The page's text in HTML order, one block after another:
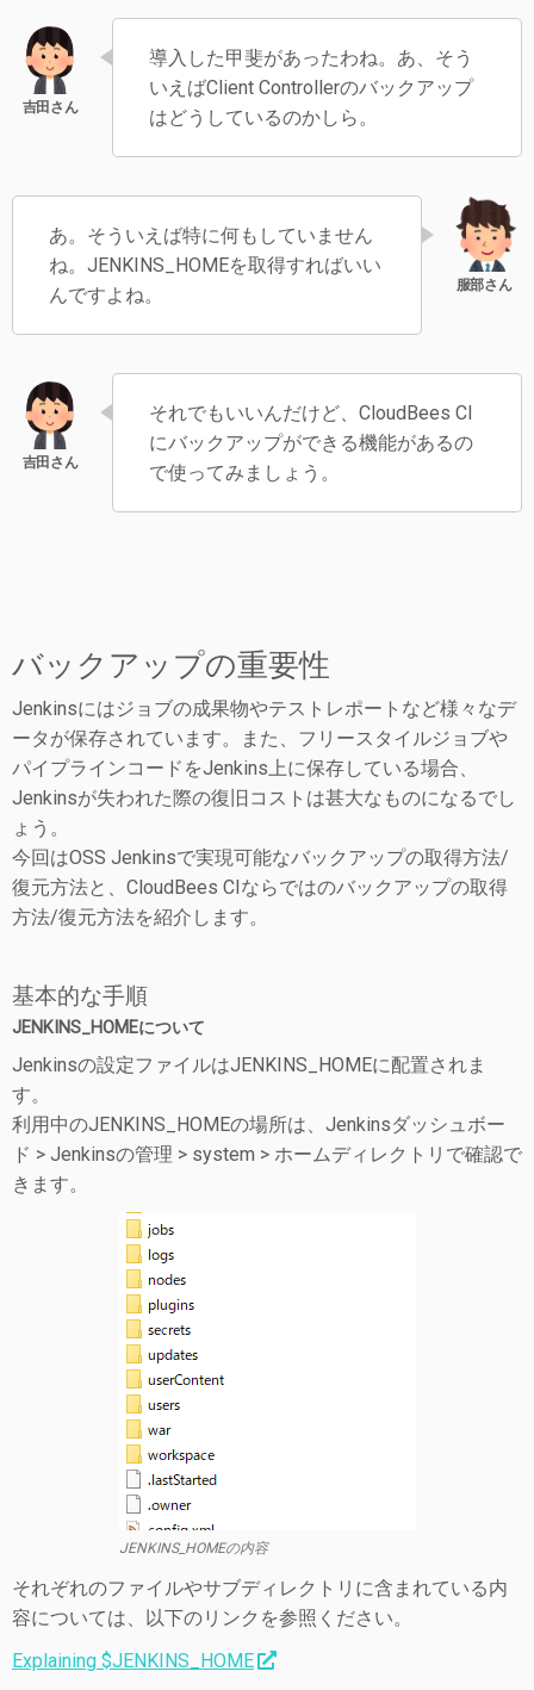
導入した甲斐があったわね。あ、そう
いえばClient Controllerのバックアップ
はどうしているのかしら。
あ。そういえば特に何もしていません
ね。JENKINS_HOMEを取得すればいい
んですよね。
それでもいいんだけど、CloudBees CI
にバックアップができる機能があるの
で使ってみましょう。
バックアップの重要性
Jenkinsにはジョブの成果物やテストレポートなど様々なデ
ータが保存されています。また、フリースタイルジョブや
パイプラインコードをJenkins上に保存している場合、
Jenkinsが失われた際の復旧コストは甚大なものになるでし
ょう。
今回はOSS Jenkinsで実現可能なバックアップの取得方法/
復元方法と、CloudBees CIならではのバックアップの取得
方法/復元方法を紹介します。
基本的な手順
JENKINS_HOMEについて
Jenkinsの設定ファイルはJENKINS_HOMEに配置されま
す。
利用中のJENKINS_HOMEの場所は、Jenkinsダッシュボー
ド > Jenkinsの管理 > system > ホームディレクトリで確認で
きます。
JENKINS_HOMEの内容
それぞれのファイルやサブディレクトリに含まれている内
容については、以下のリンクを参照ください。
Explaining $JENKINS_HOME